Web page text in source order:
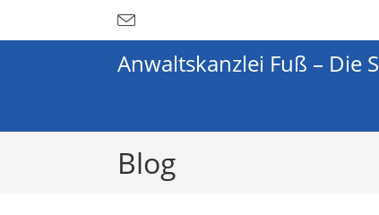
Anwaltskanzlei Fuß – Die
Blog